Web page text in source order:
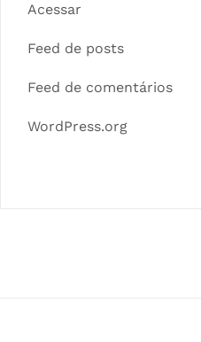
Acessar
Feed de posts
Feed de comentários
WordPress.org